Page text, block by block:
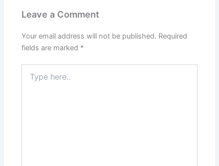
Leave a Comment
Your email address will not be published. Required
fields are marked *
here..